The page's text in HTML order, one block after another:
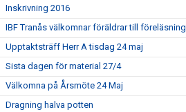
Inskrivning 2016
IBF Tranås välkomnar föräldrar till föreläsning
Upptaktsträff Herr A tisdag 24 maj
Sista dagen för material 27/4
Välkomna på Årsmöte 24 Maj
Dragning halva potten